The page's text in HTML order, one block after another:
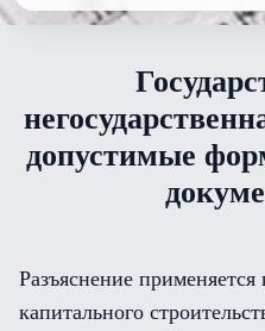
допустимые
Разъяснение
капитального